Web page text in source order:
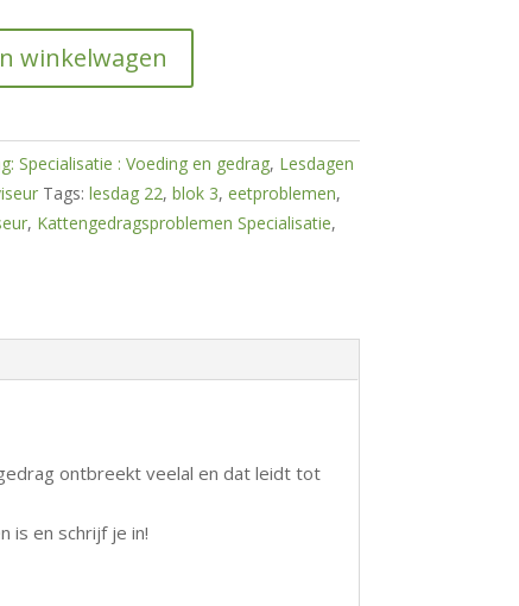
winkelwagen
Specialisatie : Voeding en gedrag, Lesdagen
Tags: lesdag 22, blok 3, eetproblemen,
, Kattengedragsproblemen Specialisatie,
ontbreekt veelal en dat leidt tot
is en schrijf je in!